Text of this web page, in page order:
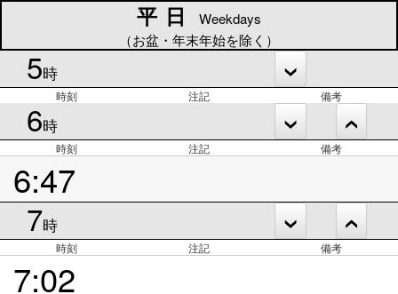
平日
Weekdays
（お盆・年末年始を除く）
5時
時刻 注記 備考
6時
時刻 注記 備考
6:47
7時
時刻 注記 備考
7:02